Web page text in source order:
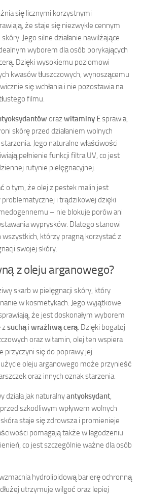
się licznymi korzystnymi
że staje się niezwykle cennym
Jego silne działanie nawilżające
wyborem dla osób borykających
Dzięki wysokiemu poziomowi
kwasów tłuszczowych, wynoszącemu
się wchłania i nie pozostawia na
filmu.
orazwitaminy Esprawia,
skórę przed działaniem wolnych
Jego naturalne właściwości
pełnienie funkcji filtra UV, co jest
rutynie pielęgnacyjnej.
o tym, że olej z pestek malin jest
i trądzikowej dzięki
– nie blokuje porów ani
wyprysków. Dlatego stanowi
którzy pragną korzystać z
swojej skóry.
z oleju arganowego?
skarb w pielęgnacji skóry, który
w kosmetykach. Jego wyjątkowe
że jest doskonałym wyborem
zsuchąi wrażliwą cerą. Dzięki bogatej
oraz witamin, olej ten wspiera
przyczyni się do poprawy jej
oleju arganowego może przynieść
oraz innych oznak starzenia.
działa jak naturalnyantyoksydant,
szkodliwym wpływem wolnych
staje się zdrowsza i promienieje
pomagają także w łagodzeniu
co jest szczególnie ważne dla osób
hydrolipidową barierę ochronną
utrzymuje wilgoć oraz lepiej